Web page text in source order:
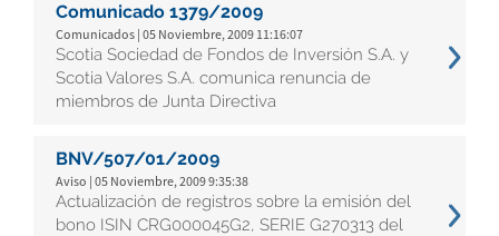
Comunicado 1379/2009
Comunicados | 05 Noviembre, 2009 11:16:07
Scotia Sociedad de Fondos de Inversión S.A. y
Scotia Valores S.A. comunica renuncia de
miembros de Junta Directiva
BNV/507/01/2009
Aviso | 05 Noviembre, 2009 9:35:38
Actualización de registros sobre la emisión del
bono ISIN CRG000045G2, SERIE G270313 del